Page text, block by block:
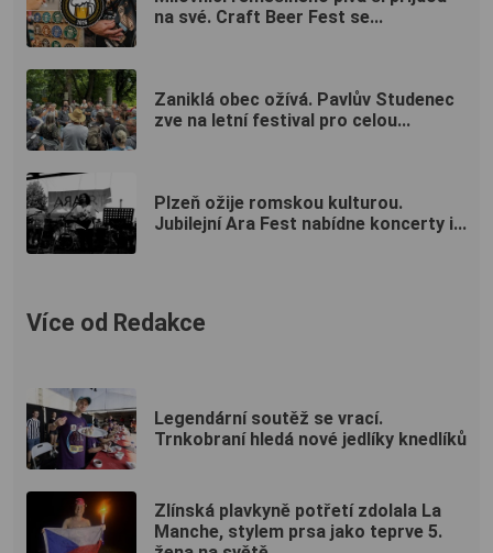
na své. Craft Beer Fest se...
Zaniklá obec ožívá. Pavlův Studenec
zve na letní festival pro celou...
Plzeň ožije romskou kulturou.
Jubilejní Ara Fest nabídne koncerty i...
Více od Redakce
Legendární soutěž se vrací.
Trnkobraní hledá nové jedlíky knedlíků
Zlínská plavkyně potřetí zdolala La
Manche, stylem prsa jako teprve 5.